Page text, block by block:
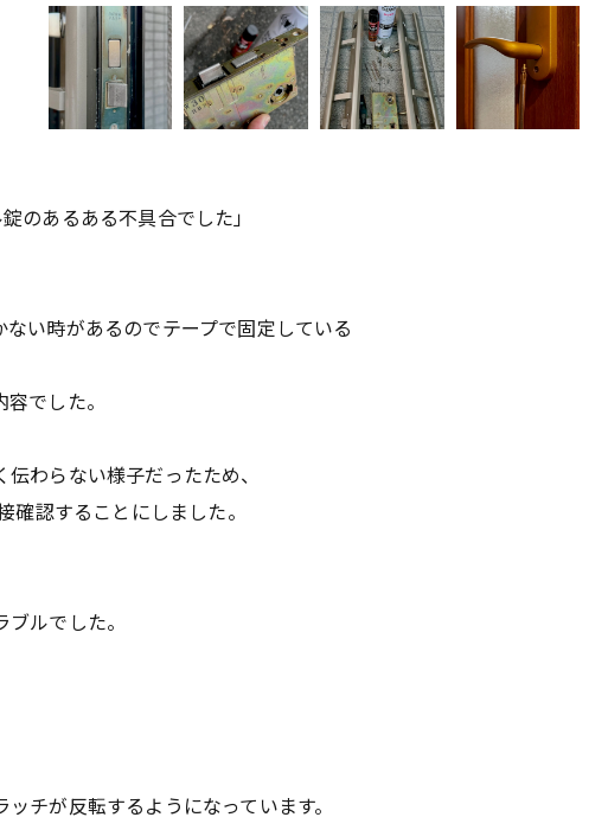
のあるある不具合でした」
い時があるのでテープで固定している
でした。
わらない様子だったため、
認することにしました。
ルでした。
チが反転するようになっています。